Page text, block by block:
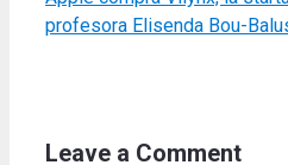
profesora Elisenda Bou-
Leave a Comment